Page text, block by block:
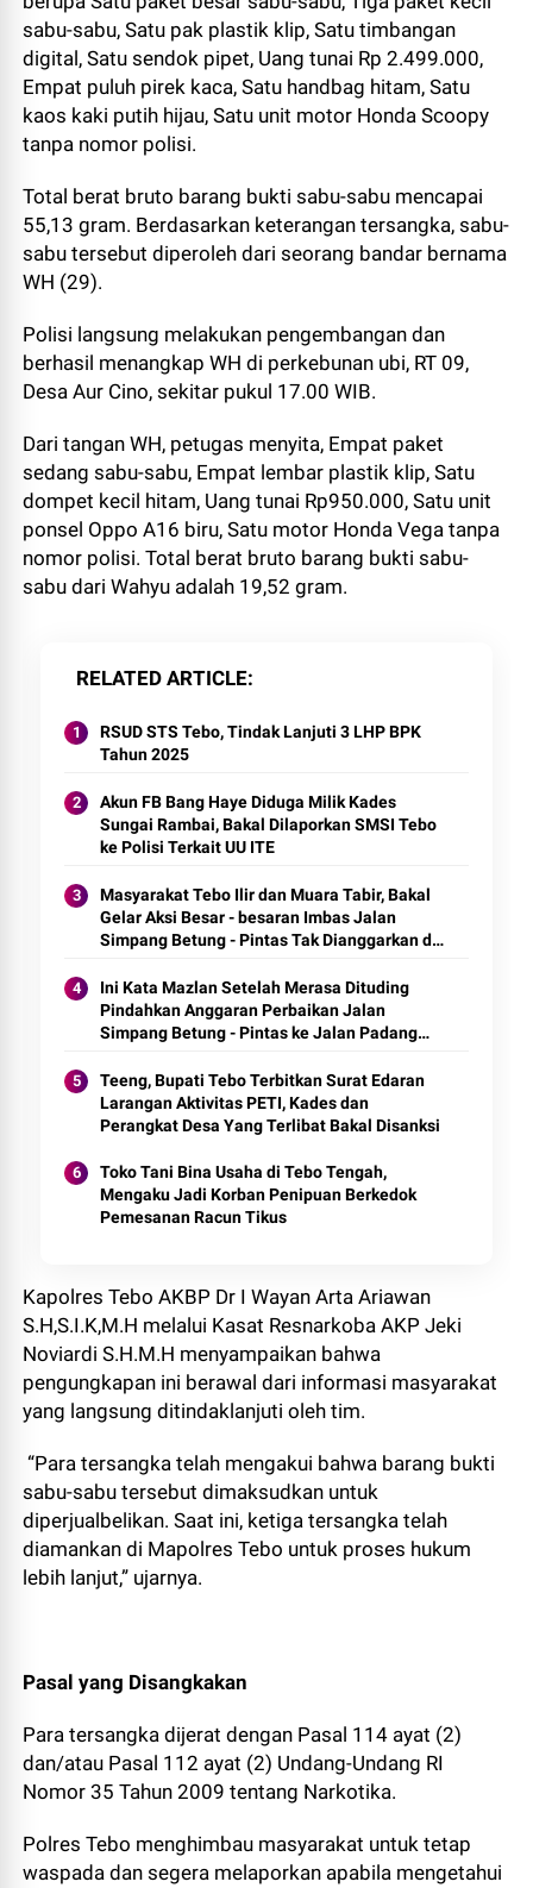
sabu-sabu, Satu pak plastik klip, Satu timbangan
digital, Satu sendok pipet, Uang tunai Rp 2.499.000,
Empat puluh pirek kaca, Satu handbag hitam, Satu
kaos kaki putih hijau, Satu unit motor Honda Scoopy
tanpa nomor polisi.
Total berat bruto barang bukti sabu-sabu mencapai
55,13 gram. Berdasarkan keterangan tersangka, sabu-
sabu tersebut diperoleh dari seorang bandar bernama
WH (29).
Polisi langsung melakukan pengembangan dan
berhasil menangkap WH di perkebunan ubi, RT 09,
Desa Aur Cino, sekitar pukul 17.00 WIB.
Dari tangan WH, petugas menyita, Empat paket
sedang sabu-sabu, Empat lembar plastik klip, Satu
dompet kecil hitam, Uang tunai Rp950.000, Satu unit
ponsel Oppo A16 biru, Satu motor Honda Vega tanpa
nomor polisi. Total berat bruto barang bukti sabu-
sabu dari Wahyu adalah 19,52 gram.
RELATED ARTICLE
RSUD STS Tebo, Tindak Lanjuti 3 LHP BPK
Tahun 2025
Akun FB Bang Haye Diduga Milik Kades
Sungai Rambai, Bakal Dilaporkan SMSI Tebo
ke Polisi Terkait UU ITE
Masyarakat Tebo Ilir dan Muara Tabir, Bakal
Gelar Aksi Besar - besaran Imbas Jalan
Simpang Betung - Pintas Tak Dianggarkan di
Ini Kata Mazlan Setelah Merasa Dituding
Pindahkan Anggaran Perbaikan Jalan
Simpang Betung - Pintas ke Jalan Padang
Teeng, Bupati Tebo Terbitkan Surat Edaran
Larangan Aktivitas PETI, Kades dan
Perangkat Desa Yang Terlibat Bakal Disanksi
Toko Tani Bina Usaha di Tebo Tengah,
Mengaku Jadi Korban Penipuan Berkedok
Pemesanan Racun Tikus
Kapolres Tebo AKBP Dr I Wayan Arta Ariawan
S.H,S.I.K,M.H melalui Kasat Resnarkoba AKP Jeki
Noviardi S.H.M.H menyampaikan bahwa
pengungkapan ini berawal dari informasi masyarakat
yang langsung ditindaklanjuti oleh tim.
“Para tersangka telah mengakui bahwa barang bukti
sabu-sabu tersebut dimaksudkan untuk
diperjualbelikan. Saat ini, ketiga tersangka telah
diamankan di Mapolres Tebo untuk proses hukum
lebih lanjut,” ujarnya.
Pasal yang Disangkakan
Para tersangka dijerat dengan Pasal 114 ayat (2)
dan/atau Pasal 112 ayat (2) Undang-Undang RI
Nomor 35 Tahun 2009 tentang Narkotika.
Polres Tebo menghimbau masyarakat untuk tetap
waspada dan segera melaporkan apabila mengetahui